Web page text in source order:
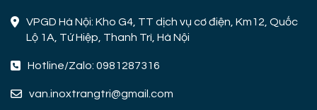
VPGD Hà Nội: Kho G4, TT dịch vụ cơ điện, Km12, Quốc
Lộ 1A, Tứ Hiệp, Thanh Trì, Hà Nội
Hotline/Zalo: 0981287316
van.inoxtrangtri@gmail.com